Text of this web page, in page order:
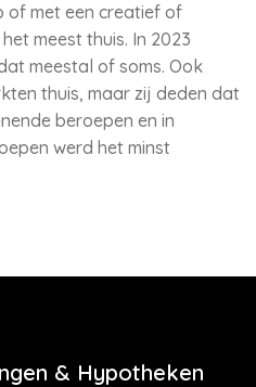
of met een creatief of
meest thuis. In 2023
meestal of soms. Ook
thuis, maar zij deden dat
beroepen en in
werd het minst
& Hypotheken